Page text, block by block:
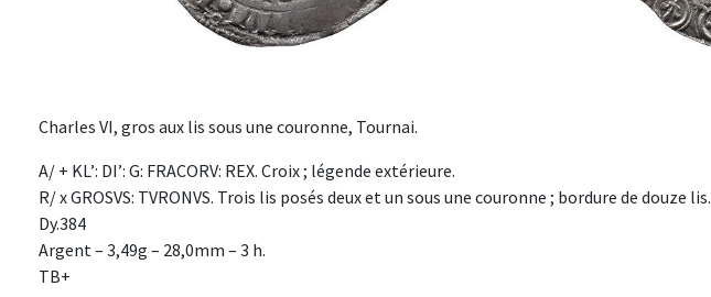
Charles VI, gros aux lis sous une couronne, Tournai.
A/ + KL’: DI’: G: FRACORV: REX. Croix ; légende extérieure.
R/ x GROSVS: TVRONVS. Trois lis posés deux et un sous une couronne ; bordure de douze lis.
Dy.384
Argent – 3,49g – 28,0mm – 3 h.
TB+